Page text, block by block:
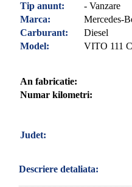
Tip anunt:
- Vanzare
Marca:
Mercedes-
Carburant:
Diesel
Model:
VITO 111
An fabricatie:
Numar kilometri:
Judet:
Descriere detaliata: